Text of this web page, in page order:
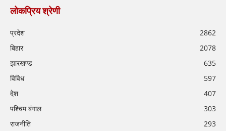
लोकप्रिय श्रेणी
प्रदेश
2862
बिहार
2078
झारखण्ड
635
विविध
597
देश
407
पश्चिम बंगाल
303
राजनीति
293